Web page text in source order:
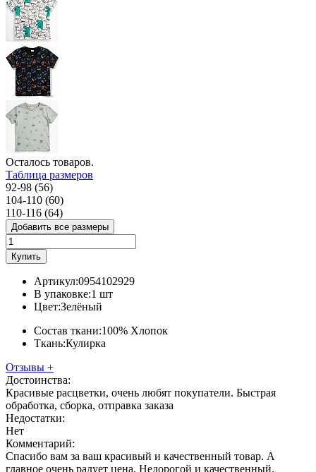
Осталось товаров.
Таблица размеров
92-98 (56)
104-110 (60)
110-116 (64)
Добавить все размеры
Купить
Артикул:0954102929
В упаковке:1 шт
Цвет:Зелёный
Состав ткани:100% Хлопок
Ткань:Кулирка
Отзывы +
Достоинства:
Красивые расцветки, очень любят покупатели. Быстрая
обработка, сборка, отправка заказа
Недостатки:
Нет
Комментарий:
Спасибо вам за ваш красивый и качественный товар. А
главное очень радует цена. Недорогой и качественный.